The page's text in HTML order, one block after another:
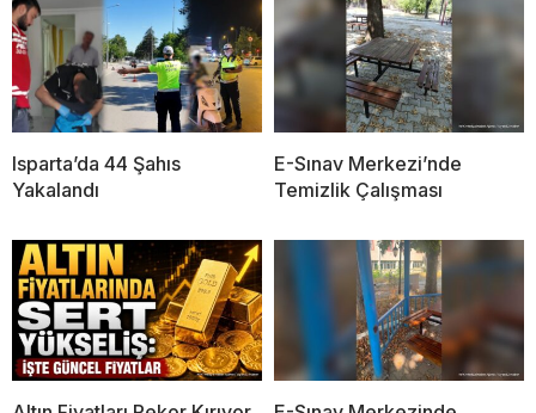
Isparta’da 44 Şahıs
Yakalandı
E-Sınav Merkezi’nde
Temizlik Çalışması